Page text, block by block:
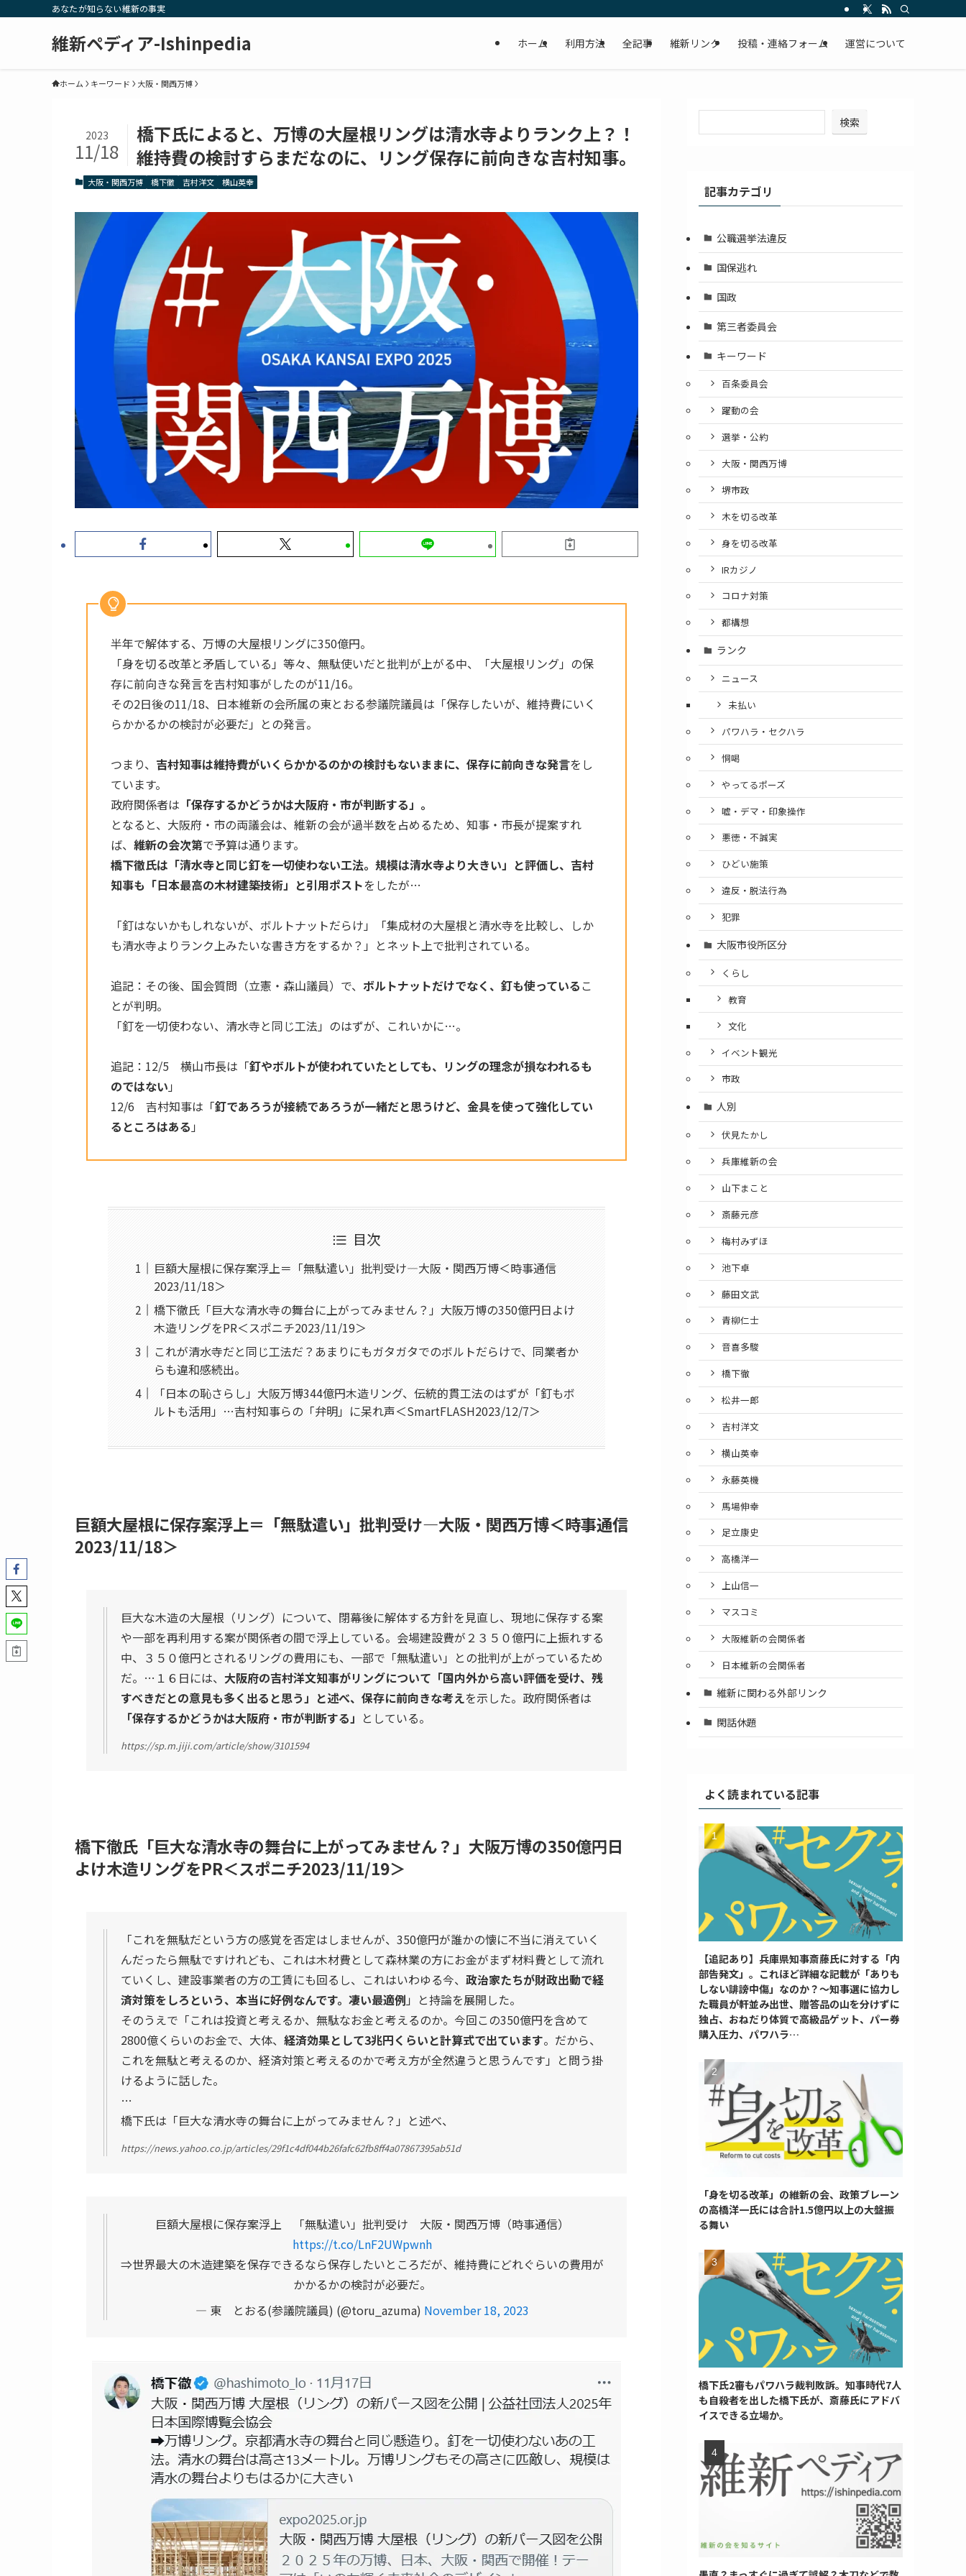
あなたが知らない維新の事実
維新ペディア-Ishinpedia ホーム 利用方法 全記事 維新リンク 投稿・連絡フォーム 運営について
ホーム キーワード 大阪・関西万博
橋下氏によると、万博の大屋根リングは清水寺よりランク上？！
維持費の検討すらまだなのに、リング保存に前向きな吉村知事。
2023
11/18
大阪・関西万博 橋下徹 吉村洋文 横山英幸
半年で解体する、万博の大屋根リングに350億円。
「身を切る改革と矛盾している」等々、無駄使いだと批判が上がる中、「大屋根リング」の保
存に前向きな発言を吉村知事がしたのが11/16。
その2日後の11/18、日本維新の会所属の東とおる参議院議員は「保存したいが、維持費にいく
らかかるかの検討が必要だ」との発言。
つまり、 吉村知事は維持費がいくらかかるのかの検討もないままに、保存に前向きな発言をし
ています。
政府関係者は 「保存するかどうかは大阪府・市が判断する」。
となると、大阪府・市の両議会は、維新の会が過半数を占めるため、知事・市長が提案すれ
ば、 維新の会次第で予算は通ります。
橋下徹氏は「清水寺と同じ釘を一切使わない工法。規模は清水寺より大きい」と評価し、吉村
知事も「日本最高の木材建築技術」と引用ポストをしたが…
「釘はないかもしれないが、ボルトナットだらけ」「集成材の大屋根と清水寺を比較し、しか
も清水寺よりランク上みたいな書き方をするか？」とネット上で批判されている。
追記：その後、国会質問（立憲・森山議員）で、 ボルトナットだけでなく、釘も使っている こ
とが判明。
「釘を一切使わない、清水寺と同じ工法」のはずが、これいかに…。
追記：12/5 横山市長は「釘やボルトが使われていたとしても、リングの理念が損なわれるも
のではない 」
12/6 吉村知事は「釘であろうが接続であろうが一緒だと思うけど、金具を使って強化してい
るところはある 」
目次
巨額大屋根に保存案浮上＝「無駄遣い」批判受け―大阪・関西万博＜時事通信
2023/11/18＞
橋下徹氏「巨大な清水寺の舞台に上がってみません？」大阪万博の350億円日よけ
木造リングをPR＜スポニチ2023/11/19＞
これが清水寺だと同じ工法だ？あまりにもガタガタでのボルトだらけで、同業者か
らも違和感続出。
「日本の恥さらし」大阪万博344億円木造リング、伝統的貫工法のはずが「釘もボ
ルトも活用」…吉村知事らの「弁明」に呆れ声＜SmartFLASH2023/12/7＞
巨額大屋根に保存案浮上＝「無駄遣い」批判受け―大阪・関西万博＜時事通信
2023/11/18＞
巨大な木造の大屋根（リング）について、閉幕後に解体する方針を見直し、現地に保存する案
や一部を再利用する案が関係者の間で浮上している。会場建設費が２３５０億円に上振れする
中、３５０億円とされるリングの費用にも、一部で「無駄遣い」との批判が上がっているため
だ。…１６日には、 大阪府の吉村洋文知事がリングについて「国内外から高い評価を受け、残
すべきだとの意見も多く出ると思う」と述べ、保存に前向きな考えを示した。政府関係者は
「保存するかどうかは大阪府・市が判断する」 としている。
https://sp.m.jiji.com/article/show/3101594
橋下徹氏「巨大な清水寺の舞台に上がってみません？」大阪万博の350億円日
よけ木造リングをPR＜スポニチ2023/11/19＞
「これを無駄だという方の感覚を否定はしませんが、350億円が誰かの懐に不当に消えていく
んだったら無駄ですけれども、これは木材費として森林業の方にお金がまず材料費として流れ
ていくし、建設事業者の方の工賃にも回るし、これはいわゆる今、 政治家たちが財政出動で経
済対策をしろという、本当に好例なんです。凄い最適例 」と持論を展開した。
そのうえで「これは投資と考えるか、無駄なお金と考えるのか。今回この350億円を含めて
2800億くらいのお金で、大体、 経済効果として3兆円くらいと計算式で出ています。だから、
これを無駄と考えるのか、経済対策と考えるのかで考え方が全然違うと思うんです」と問う掛
けるように話した。
…
橋下氏は「巨大な清水寺の舞台に上がってみません？」と述べ、
https://news.yahoo.co.jp/articles/29f1c4df044b26fafc62fb8ff4a07867395ab51d
巨額大屋根に保存案浮上 「無駄遣い」批判受け 大阪・関西万博（時事通信）
https://t.co/LnF2UWpwnh
⇒世界最大の木造建築を保存できるなら保存したいところだが、維持費にどれぐらいの費用が
かかるかの検討が必要だ。
— 東 とおる(参議院議員) (@toru_azuma) November 18, 2023
検索
記事カテゴリ
公職選挙法違反
国保逃れ
国政
第三者委員会
キーワード
百条委員会
躍動の会
選挙・公約
大阪・関西万博
堺市政
木を切る改革
身を切る改革
IRカジノ
コロナ対策
都構想
ランク
ニュース
未払い
パワハラ・セクハラ
恫喝
やってるポーズ
嘘・デマ・印象操作
悪徳・不誠実
ひどい施策
違反・脱法行為
犯罪
大阪市役所区分
くらし
教育
文化
イベント観光
市政
人別
伏見たかし
兵庫維新の会
山下まこと
斎藤元彦
梅村みずほ
池下卓
藤田文武
青柳仁士
音喜多駿
橋下徹
松井一郎
吉村洋文
横山英幸
永藤英機
馬場伸幸
足立康史
高橋洋一
上山信一
マスコミ
大阪維新の会関係者
日本維新の会関係者
維新に関わる外部リンク
閑話休題
よく読まれている記事
【追記あり】兵庫県知事斎藤氏に対する「内
部告発文」。これほど詳細な記載が「ありも
しない誹謗中傷」なのか？～知事選に協力し
た職員が軒並み出世、贈答品の山を分けずに
独占、おねだり体質で高級品ゲット、パー券
購入圧力、パワハラ…
「身を切る改革」の維新の会、政策ブレーン
の高橋洋一氏には合計1.5億円以上の大盤振
る舞い
橋下氏2審もパワハラ裁判敗訴。知事時代7人
も自殺者を出した橋下氏が、斎藤氏にアドバ
イスできる立場か。